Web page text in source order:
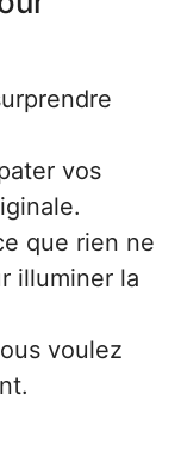
vos
que rien ne
illuminer la
voulez